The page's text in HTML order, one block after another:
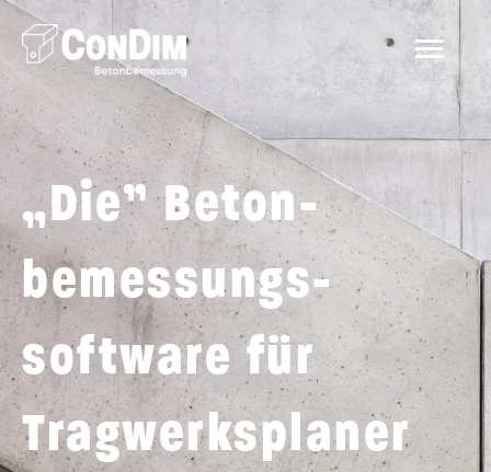
Zum
Inhalt
springen
„Die” Beton­
bemessungs­
software für
Tragwerks­planer